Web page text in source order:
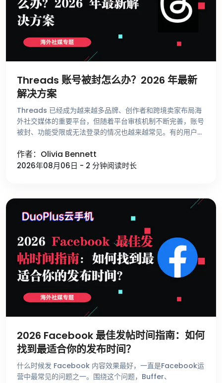
Threads 账号被封怎么办？2026 年最新
解决方案
Threads 已经成为越来越多品牌、创作者和跨境卖家布局海
外社交媒体的重要平台，但随着平台审核机制不断完善，账号
被封、功能受限或无法登录的情况也越来越常见。有的用户刚
法发帖，还有一些用 …
作者：Olivia Bennett
2026年08月06日 - 2 分钟阅读时长
2026 Facebook 最佳发帖时间指南：如何
找到最适合你的发布时间？
什么时候发 Facebook 内容效果最好，一直是Facebook运
营中最常见的问题之一。围绕这个问题，Buffer、